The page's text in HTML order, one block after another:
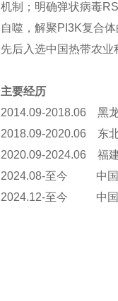
机制；明确弹状病毒
自噬，解聚PI3K复合
先后入选中国热带农业
主要经历
2014.09-2018.06 黑
2018.09-2020.06 东
2020.09-
2024.08-至今 中
2024.12-至今 中国